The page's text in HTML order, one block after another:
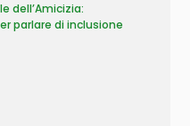
dell’Amicizia:
parlare di inclusione